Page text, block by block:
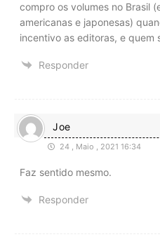
compro os volumes no Brasil
americanas e japonesas)
incentivo as editoras, e quem
Responder
Joe
24 , Maio , 2021 16:34
Faz sentido mesmo.
Responder